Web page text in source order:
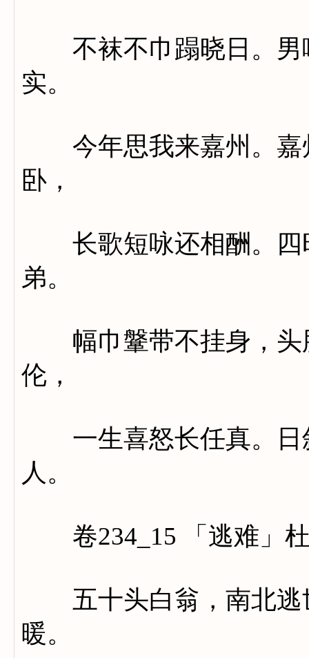
不袜不巾蹋晓日。男
实。
今年思我来嘉州。嘉
卧，
长歌短咏还相酬。四
弟。
幅巾鞶带不挂身，头
伦，
一生喜怒长任真。日
人。
卷234_15 「逃难」
五十头白翁，南北逃
暖。